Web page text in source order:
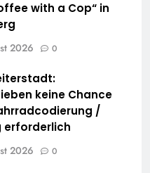
with a Cop“ in
2026 0
keine Chance
/
erforderlich
2026 0